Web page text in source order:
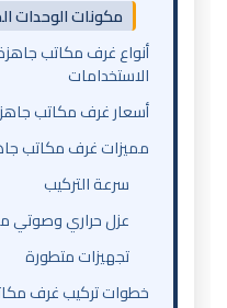
مكونات الوحدات
أنواع غرف مكاتب
الاستخدامات
أسعار غرف مكاتب جاهزة
مميزات غرف مكاتب
سرعة التركيب
عزل حراري وصوتي
تجهيزات متطورة
خطوات تركيب غرف